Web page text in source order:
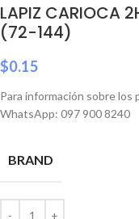
LAPIZ CARIOCA
(72-144)
$0.15
Para información sobre los
WhatsApp: 097 900 8240
BRAND